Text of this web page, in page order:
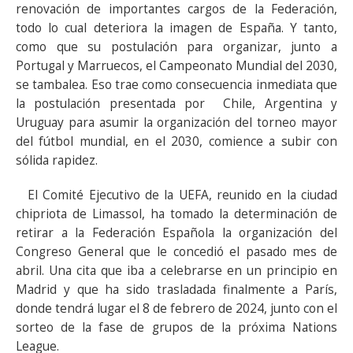
renovación de importantes cargos de la Federación,
todo lo cual deteriora la imagen de España. Y tanto,
como que su postulación para organizar, junto a
Portugal y Marruecos, el Campeonato Mundial del 2030,
se tambalea. Eso trae como consecuencia inmediata que
la postulación presentada por Chile, Argentina y
Uruguay para asumir la organización del torneo mayor
del fútbol mundial, en el 2030, comience a subir con
sólida rapidez.
El Comité Ejecutivo de la UEFA, reunido en la ciudad
chipriota de Limassol, ha tomado la determinación de
retirar a la Federación Española la organización del
Congreso General que le concedió el pasado mes de
abril. Una cita que iba a celebrarse en un principio en
Madrid y que ha sido trasladada finalmente a París,
donde tendrá lugar el 8 de febrero de 2024, junto con el
sorteo de la fase de grupos de la próxima Nations
League.